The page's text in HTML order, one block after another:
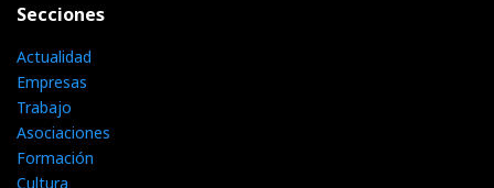
Secciones
Actualidad
Empresas
Trabajo
Asociaciones
Formación
Cultura